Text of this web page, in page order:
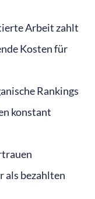
Arbeit zahlt
Kosten für
Rankings
konstant
als bezahlten